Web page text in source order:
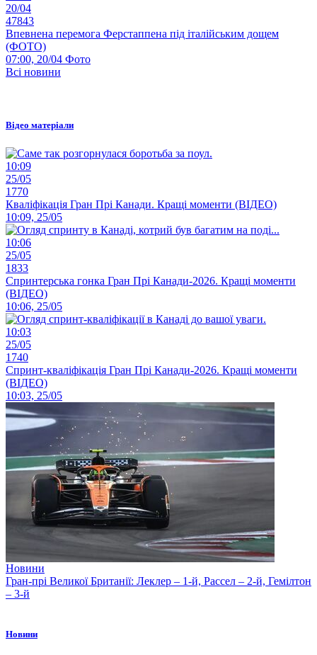
20/04
47843
Впевнена перемога Ферстаппена під італійським дощем
(ФОТО)
07:00, 20/04 Фото
Всі новини
Відео матеріали
10:09
25/05
1770
Кваліфікація Гран Прі Канади. Кращі моменти (ВІДЕО)
10:09, 25/05
10:06
25/05
1833
Спринтерська гонка Гран Прі Канади-2026. Кращі моменти
(ВІДЕО)
10:06, 25/05
10:03
25/05
1740
Спринт-кваліфікація Гран Прі Канади-2026. Кращі моменти
(ВІДЕО)
10:03, 25/05
Новини
Гран-прі Великої Британії: Леклер – 1-й, Рассел – 2-й, Гемілтон
– 3-й
Новини